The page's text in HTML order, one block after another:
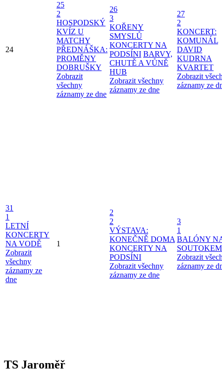
24
25
2
HOSPODSKÝ
KVÍZ U
MATCHY
PŘEDNÁŠKA:
PROMĚNY
DOBRUŠKY
Zobrazit
všechny
záznamy ze dne
26
3
KOŘENY
SMYSLŮ
KONCERTY NA
PODSÍNI BARVY,
CHUTĚ A VŮNĚ
HUB
Zobrazit všechny
záznamy ze dne
27
2
KONCERT:
KOMUNÁL
DAVID
KUDRNA
KVARTET
Zobrazit
záznamy ze
31
1
LETNÍ
KONCERTY
NA VODĚ
Zobrazit
všechny
záznamy ze
dne
1
2
2
VÝSTAVA:
KONEČNĚ DOMA
KONCERTY NA
PODSÍNI
Zobrazit všechny
záznamy ze dne
3
1
BALÓNY
SOUTOKEM
Zobrazit
záznamy ze
TS Jaroměř